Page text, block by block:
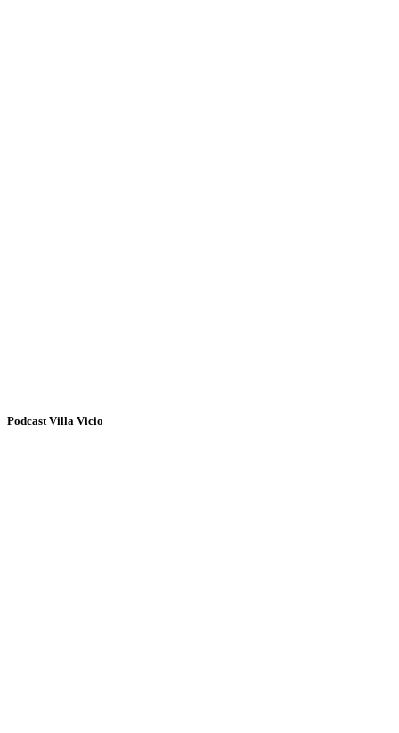
Podcast Villa Vicio